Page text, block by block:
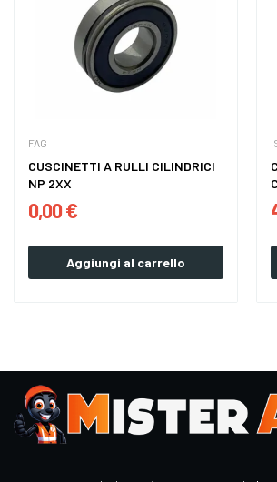
FAG
CUSCINETTI A RULLI CILINDRICI
NP 2XX
0,00 €
Aggiungi al carrello